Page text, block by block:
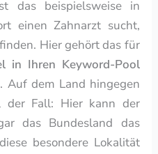
das beispielsweise in
einen Zahnarzt sucht,
Hier gehört das für
in Ihren Keyword-Pool
. Auf dem Land hingegen
der Fall: Hier kann der
das Bundesland das
besondere Lokalität